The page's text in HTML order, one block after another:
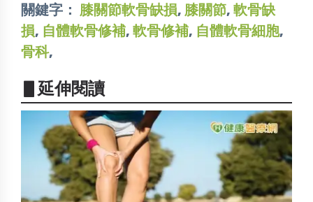
關鍵字： 膝關節軟骨缺損, 膝關節, 軟骨缺
損, 自體軟骨修補, 軟骨修補, 自體軟骨細胞,
骨科,
▋延伸閱讀